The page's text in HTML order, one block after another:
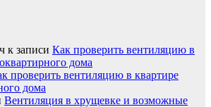
к записи Как проверить вентиляцию в
дома
проверить вентиляцию в квартире
дома
Вентиляция в хрущевке и возможные